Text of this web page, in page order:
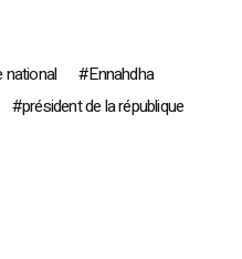
national
Ennahdha
président de la république